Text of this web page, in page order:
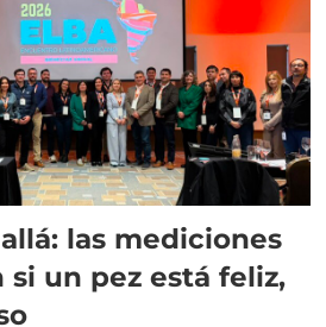
las mediciones
si un pez está feliz,